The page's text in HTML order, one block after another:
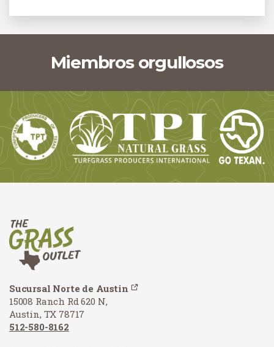
Miembros orgullosos
Sucursal Norte de Austin
15008 Ranch Rd 620 N,
Austin, TX 78717
512-580-8162